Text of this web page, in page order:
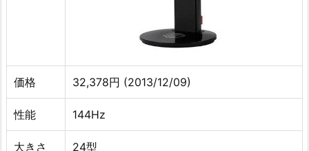
価格 32,378円 (2013/12/09)
性能 144Hz
大きさ 24型